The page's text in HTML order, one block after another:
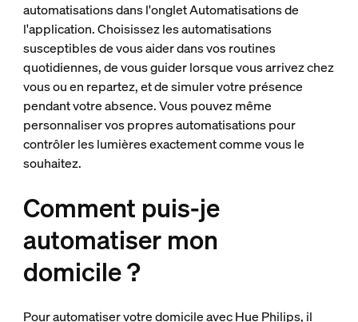
automatisations dans l'onglet Automatisations de
l'application. Choisissez les automatisations
susceptibles de vous aider dans vos routines
quotidiennes, de vous guider lorsque vous arrivez chez
vous ou en repartez, et de simuler votre présence
pendant votre absence. Vous pouvez même
personnaliser vos propres automatisations pour
contrôler les lumières exactement comme vous le
souhaitez.
Comment puis-je
automatiser mon
domicile ?
Pour automatiser votre domicile avec Hue Philips, il